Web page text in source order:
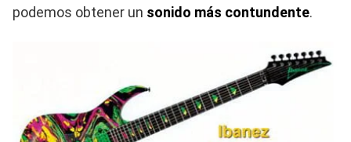
podemos obtener un sonido más contundente.